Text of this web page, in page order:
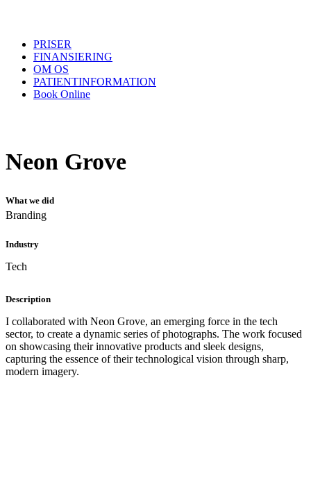
PRISER
FINANSIERING
OM OS
PATIENTINFORMATION
Book Online
Neon Grove
What we did
Branding
Industry
Tech
Description
I collaborated with Neon Grove, an emerging force in the tech
sector, to create a dynamic series of photographs. The work focused
on showcasing their innovative products and sleek designs,
capturing the essence of their technological vision through sharp,
modern imagery.